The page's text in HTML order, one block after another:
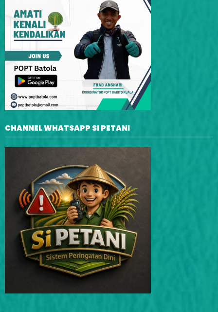
CHANNEL WHATSAPP SI PETANI